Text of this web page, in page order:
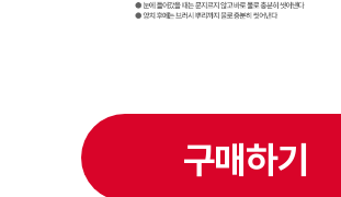
구매하기